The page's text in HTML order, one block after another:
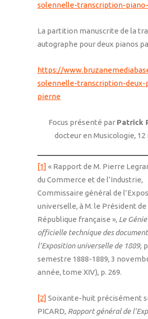
solennelle-transcription-
La partition manuscrite de la
autographe pour deux pianos
https://
solennelle-transcription-deux-
pierne
Focus présenté par Patrick
docteur en Musicologie,
[1] « Rapport de M. Pierre
du Commerce et de l’Industrie,
Commissaire général de
universelle, à M. le Président de
République française », Le
officielle technique des
l’Exposition universelle de 1889,
semestre 1888-1889, 3
année, tome XIV), p. 269.
[2] Soixante-huit précisément
PICARD, Rapport général de